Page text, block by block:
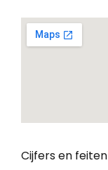
Cijfers en feiten